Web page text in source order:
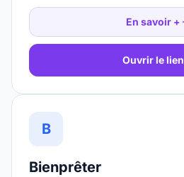
En savoir +
Ouvrir le lien
B
Bienprêter